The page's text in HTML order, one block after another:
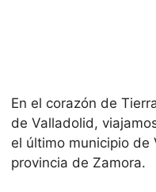
En el corazón de
de Valladolid,
el último municipio de
provincia de Zamora.